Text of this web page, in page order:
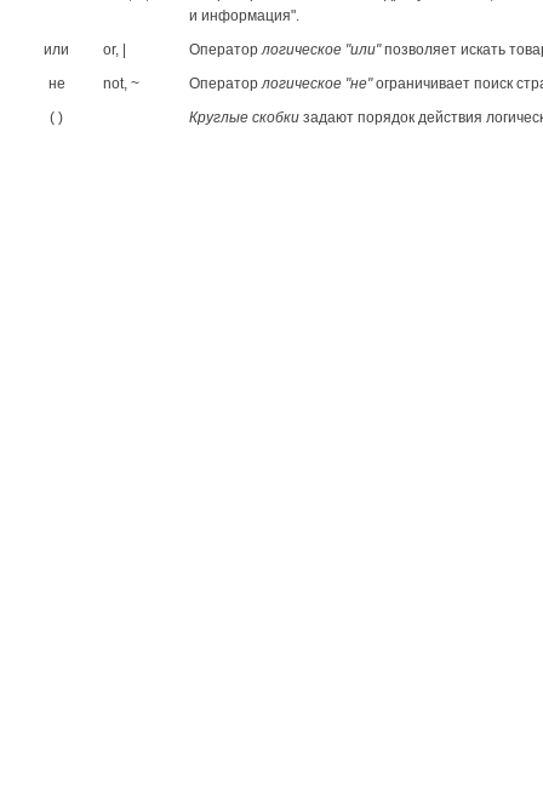
и информация".
или
or, | Операторлогическое "или"позволяет искать
не
not, ~ Операторлогическое "не"ограничивает поиск
( )
Круглые скобки задают порядок действия